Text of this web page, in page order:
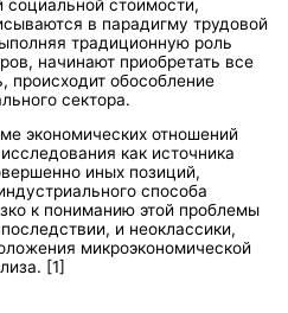
стоимости,
в парадигму трудовой
традиционную роль
начинают приобретать все
происходит обособление
сектора.
экономических отношений
как источника
иных позиций,
способа
к пониманию этой проблемы
и неоклассики,
микроэкономической
[1]